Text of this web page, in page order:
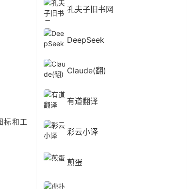
标和工
孔夫子旧书网
DeepSeek
Claude(翻)
有道翻译
彩云小译
煎蛋